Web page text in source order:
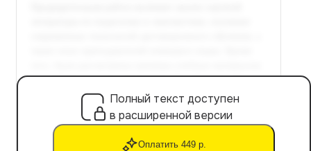
Полный текст доступен
в расширенной версии
Оплатить 449 р.